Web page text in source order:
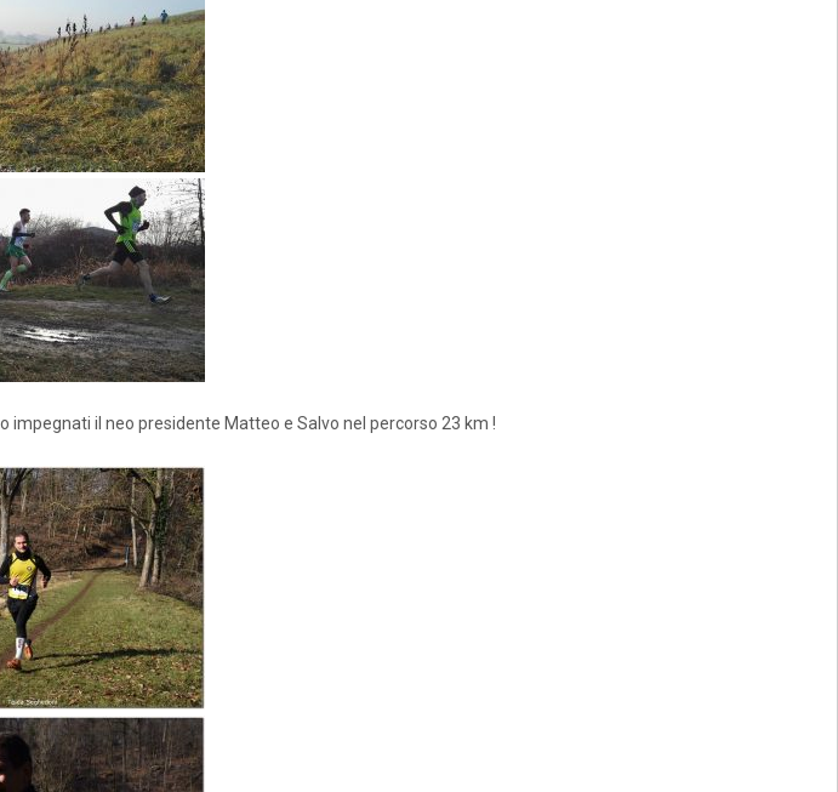
impegnati il neo presidente Matteo e Salvo nel percorso 23 km !